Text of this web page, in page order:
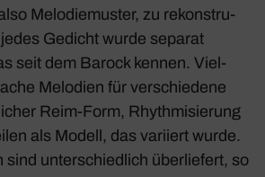
Melo­die­muster, zu rekon­stru­
Gedicht wurde separat
seit dem Barock kennen. Viel­
Melo­dien für verschie­dene
Reim-Form, Rhyth­mi­sie­rung
als Modell, das vari­iert wurde.
sind unter­schied­lich über­lie­fert, so